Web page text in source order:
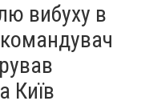
вибуху в
Київ